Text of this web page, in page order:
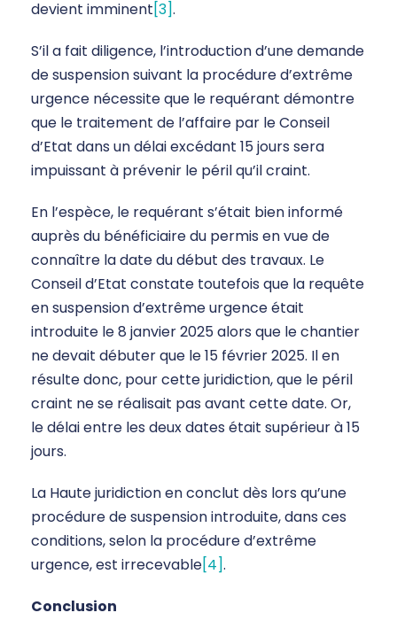
devient imminent[3].
S’il a fait diligence, l’introduction d’une demande
de suspension suivant la procédure d’extrême
urgence nécessite que le requérant démontre
que le traitement de l’affaire par le Conseil
d’Etat dans un délai excédant 15 jours sera
impuissant à prévenir le péril qu’il craint.
En l’espèce, le requérant s’était bien informé
auprès du bénéficiaire du permis en vue de
connaître la date du début des travaux. Le
Conseil d’Etat constate toutefois que la requête
en suspension d’extrême urgence était
introduite le 8 janvier 2025 alors que le chantier
ne devait débuter que le 15 février 2025. Il en
résulte donc, pour cette juridiction, que le péril
craint ne se réalisait pas avant cette date. Or,
le délai entre les deux dates était supérieur à 15
jours.
La Haute juridiction en conclut dès lors qu’une
procédure de suspension introduite, dans ces
conditions, selon la procédure d’extrême
urgence, est irrecevable[4].
Conclusion